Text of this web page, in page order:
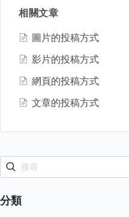
相關文章
圖片的投稿方式
影片的投稿方式
網頁的投稿方式
文章的投稿方式
分類